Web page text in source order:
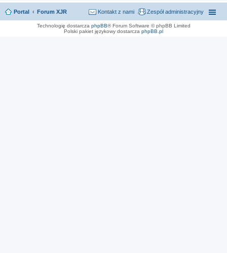
Portal Forum XJR Zespół administracyjny
Kontakt z nami
Technologię dostarcza phpBB® Forum Software © phpBB Limited
Polski pakiet językowy dostarcza phpBB.pl